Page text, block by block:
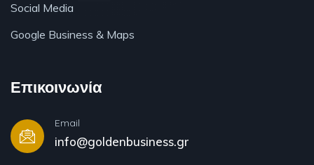
Social Media
Google Business & Maps
Επικοινωνία
Email
info@goldenbusiness.gr